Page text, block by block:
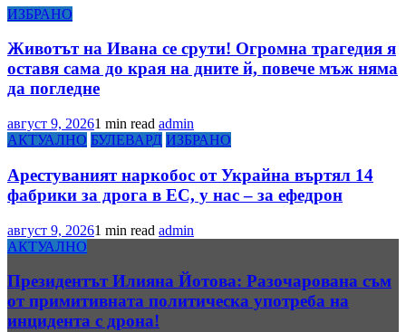
ИЗБРАНО
Животът на Ивана се срути! Огромна трагедия я
оставя сама до края на дните й, повече мъж няма
да погледне
август 9, 20261 min read admin
АКТУАЛНО БУЛЕВАРД ИЗБРАНО
Арестуваният наркобос от Украйна въртял 14
фабрики за дрога в ЕС, у нас – за ефедрон
август 9, 20261 min read admin
АКТУАЛНО
Президентът Илияна Йотова: Разочарована съм
от примитивната политическа употреба на
инцидента с дрона!